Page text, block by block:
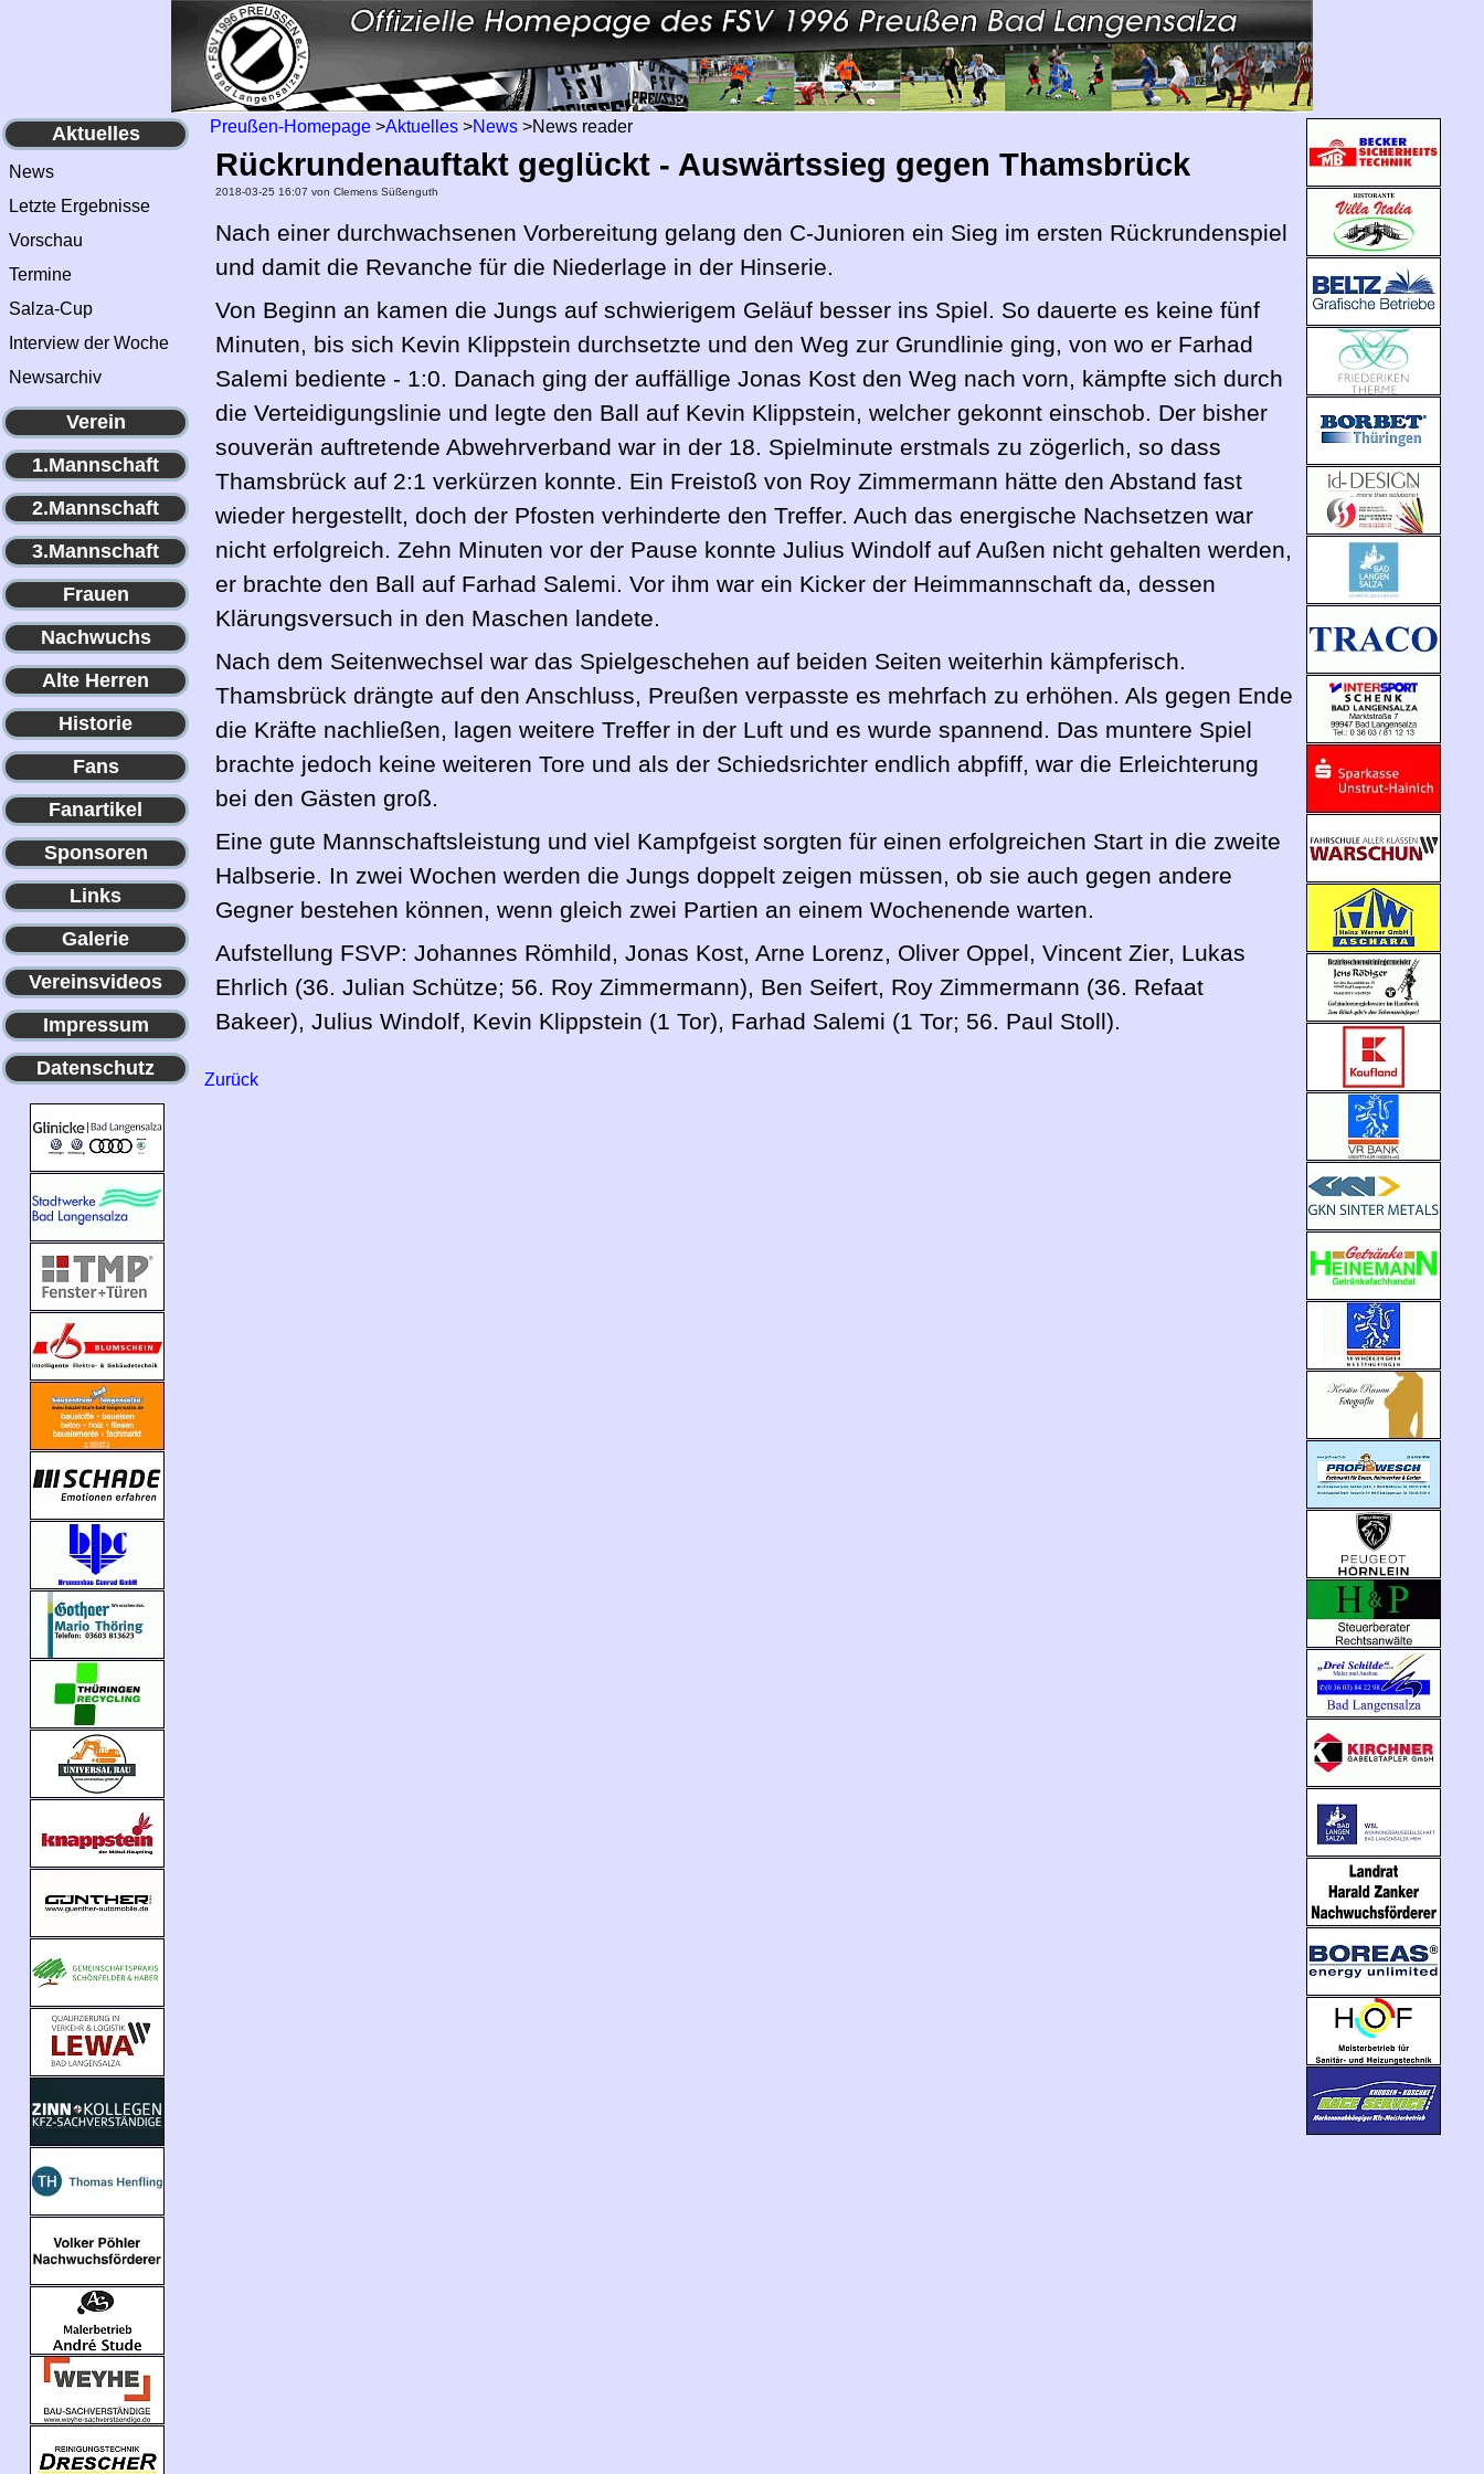
Aktuelles
News
Letzte Ergebnisse
Vorschau
Termine
Salza-Cup
Interview der Woche
Newsarchiv
Verein
1.Mannschaft
2.Mannschaft
3.Mannschaft
Frauen
Nachwuchs
Alte Herren
Historie
Fans
Fanartikel
Sponsoren
Links
Galerie
Vereinsvideos
Impressum
Datenschutz
Preußen-Homepage>Aktuelles>News>News reader
Rückrundenauftakt geglückt - Auswärtssieg gegen Thamsbrück
2018-03-25 16:07 von Clemens Süßenguth
Nach einer durchwachsenen Vorbereitung gelang den C-Junioren ein Sieg im ersten Rückrundenspiel
und damit die Revanche für die Niederlage in der Hinserie.
Von Beginn an kamen die Jungs auf schwierigem Geläuf besser ins Spiel. So dauerte es keine fünf
Minuten, bis sich Kevin Klippstein durchsetzte und den Weg zur Grundlinie ging, von wo er Farhad
Salemi bediente - 1:0. Danach ging der auffällige Jonas Kost den Weg nach vorn, kämpfte sich durch
die Verteidigungslinie und legte den Ball auf Kevin Klippstein, welcher gekonnt einschob. Der bisher
souverän auftretende Abwehrverband war in der 18. Spielminute erstmals zu zögerlich, so dass
Thamsbrück auf 2:1 verkürzen konnte. Ein Freistoß von Roy Zimmermann hätte den Abstand fast
wieder hergestellt, doch der Pfosten verhinderte den Treffer. Auch das energische Nachsetzen war
nicht erfolgreich. Zehn Minuten vor der Pause konnte Julius Windolf auf Außen nicht gehalten werden,
er brachte den Ball auf Farhad Salemi. Vor ihm war ein Kicker der Heimmannschaft da, dessen
Klärungsversuch in den Maschen landete.
Nach dem Seitenwechsel war das Spielgeschehen auf beiden Seiten weiterhin kämpferisch.
Thamsbrück drängte auf den Anschluss, Preußen verpasste es mehrfach zu erhöhen. Als gegen Ende
die Kräfte nachließen, lagen weitere Treffer in der Luft und es wurde spannend. Das muntere Spiel
brachte jedoch keine weiteren Tore und als der Schiedsrichter endlich abpfiff, war die Erleichterung
bei den Gästen groß.
Eine gute Mannschaftsleistung und viel Kampfgeist sorgten für einen erfolgreichen Start in die zweite
Halbserie. In zwei Wochen werden die Jungs doppelt zeigen müssen, ob sie auch gegen andere
Gegner bestehen können, wenn gleich zwei Partien an einem Wochenende warten.
Aufstellung FSVP: Johannes Römhild, Jonas Kost, Arne Lorenz, Oliver Oppel, Vincent Zier, Lukas
Ehrlich (36. Julian Schütze; 56. Roy Zimmermann), Ben Seifert, Roy Zimmermann (36. Refaat
Bakeer), Julius Windolf, Kevin Klippstein (1 Tor), Farhad Salemi (1 Tor; 56. Paul Stoll).
Zurück